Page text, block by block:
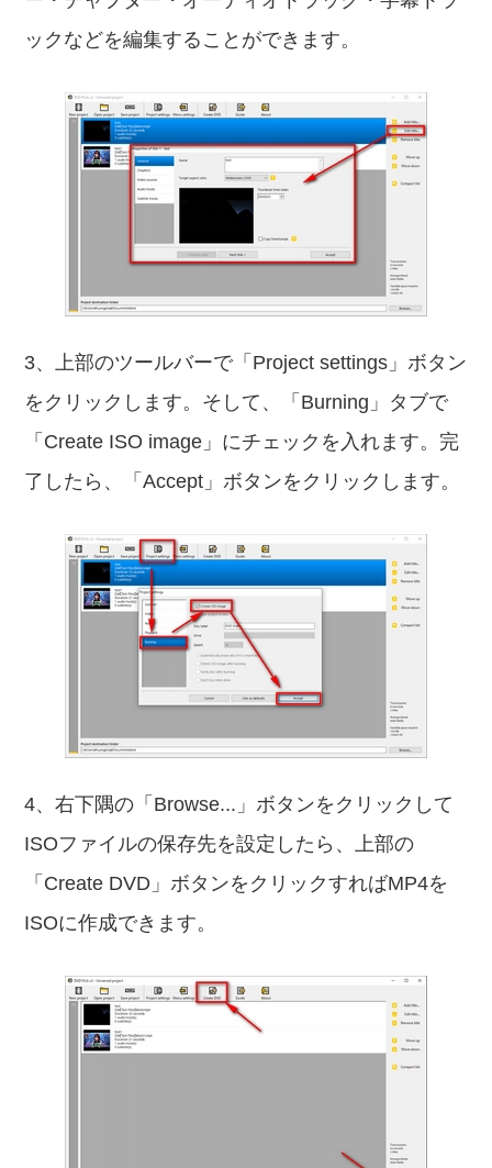
ックなどを編集することができます。
3、上部のツールバーで「Project settings」ボタン
をクリックします。そして、「Burning」タブで
「Create ISO image」にチェックを入れます。完
了したら、「Accept」ボタンをクリックします。
4、右下隅の「Browse...」ボタンをクリックして
ISOファイルの保存先を設定したら、上部の
「Create DVD」ボタンをクリックすればMP4を
ISOに作成できます。